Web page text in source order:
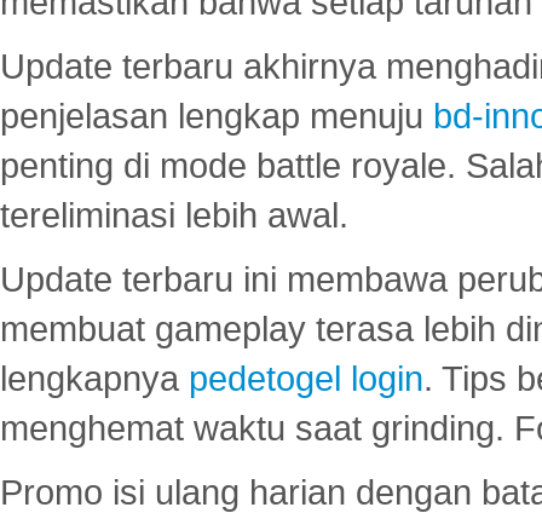
Update terbaru akhirnya
penjelasan lengkap menuju bd-
penting di mode battle royale.
tereliminasi lebih awal.
Update terbaru ini membawa
membuat gameplay terasa lebih
lengkapnya pedetogel login. Tips
menghemat waktu saat grinding.
Promo isi ulang harian dengan